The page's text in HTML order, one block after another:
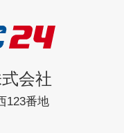
会社
123番地